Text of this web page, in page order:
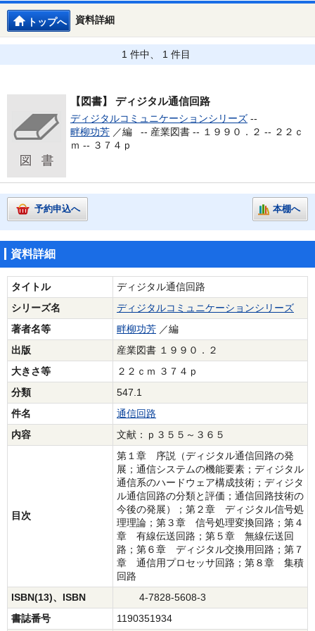
資料詳細
トップへ
1 件中、 1 件目
【図書】 ディジタル通信回路
ディジタルコミュニケーションシリーズ --
畔柳功芳 ／編 -- 産業図書 -- １９９０．２ -- ２２ｃ
ｍ -- ３７４ｐ
予約申込へ 本棚へ
資料詳細
タイトル
ディジタル通信回路
シリーズ名
ディジタルコミュニケーションシリーズ
著者名等
畔柳功芳 ／編
出版
産業図書 １９９０．２
大きさ等
２２ｃｍ ３７４ｐ
分類
547.1
件名
通信回路
内容
文献：ｐ３５５～３６５
目次
第１章 序説（ディジタル通信回路の発
展；通信システムの機能要素；ディジタル
通信系のハードウェア構成技術；ディジタ
ル通信回路の分類と評価；通信回路技術の
今後の発展）；第２章 ディジタル信号処
理理論；第３章 信号処理変換回路；第４
章 有線伝送回路；第５章 無線伝送回
路；第６章 ディジタル交換用回路；第７
章 通信用プロセッサ回路；第８章 集積
回路
ISBN(13)、ISBN
4-7828-5608-3
書誌番号
1190351934